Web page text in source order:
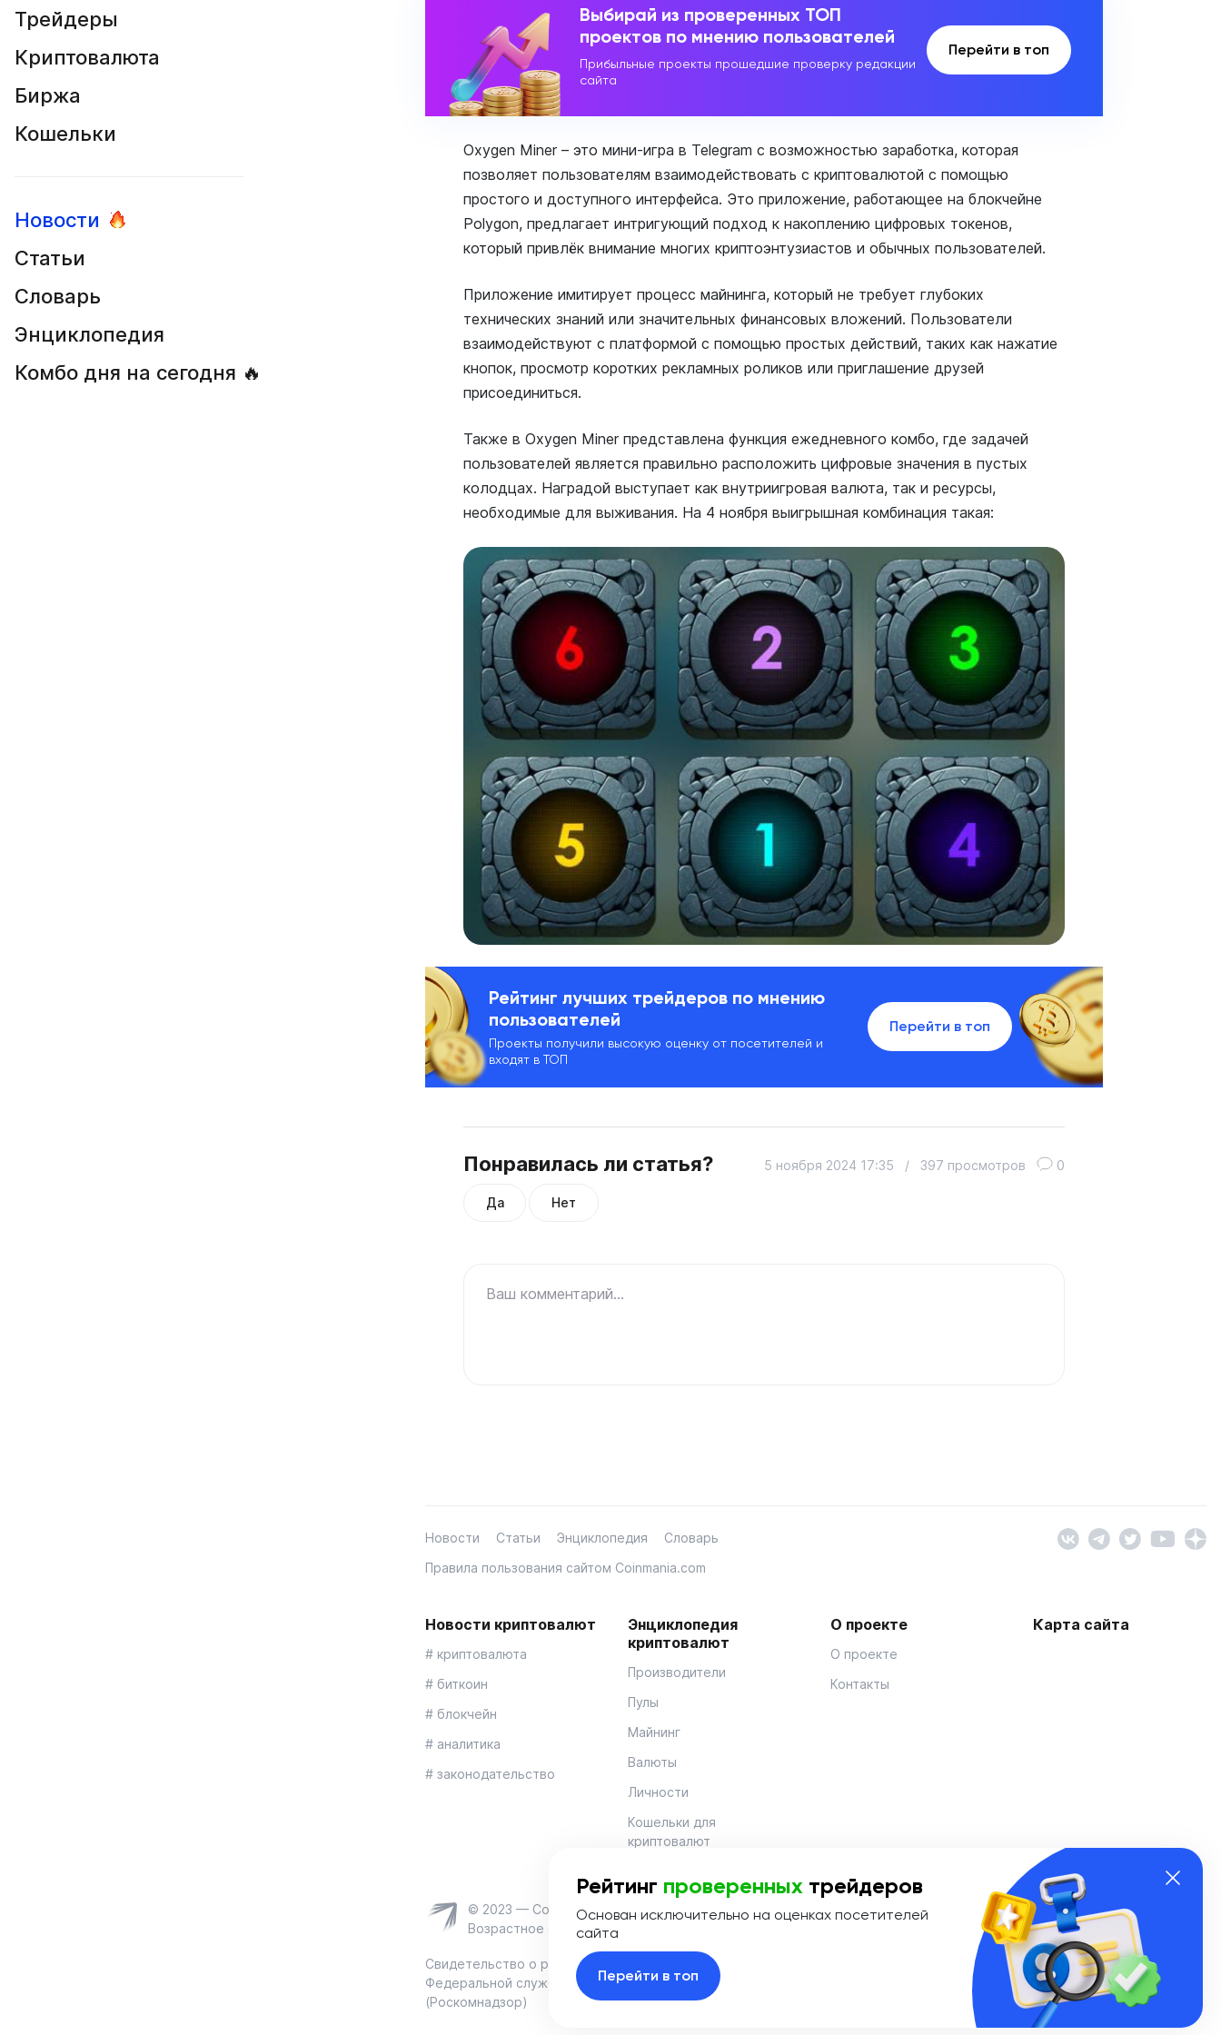
Трейдеры
Криптовалюта
Биржа
Кошельки
Новости
Статьи
Словарь
Энциклопедия
Комбо дня на сегодня 🔥
Выбирай из проверенных ТОП
проектов по мнению пользователей
Прибыльные проекты прошедшие проверку редакции
сайта
Перейти в топ
Oxygen Miner – это мини-игра в Telegram с возможностью заработка, которая
позволяет пользователям взаимодействовать с криптовалютой с помощью
простого и доступного интерфейса. Это приложение, работающее на блокчейне
Polygon, предлагает интригующий подход к накоплению цифровых токенов,
который привлёк внимание многих криптоэнтузиастов и обычных пользователей.
Приложение имитирует процесс майнинга, который не требует глубоких
технических знаний или значительных финансовых вложений. Пользователи
взаимодействуют с платформой с помощью простых действий, таких как нажатие
кнопок, просмотр коротких рекламных роликов или приглашение друзей
присоединиться.
Также в Oxygen Miner представлена функция ежедневного комбо, где задачей
пользователей является правильно расположить цифровые значения в пустых
колодцах. Наградой выступает как внутриигровая валюта, так и ресурсы,
необходимые для выживания. На 4 ноября выигрышная комбинация такая:
Рейтинг лучших трейдеров по мнению
пользователей
Проекты получили высокую оценку от посетителей и
входят в ТОП
Перейти в топ
Понравилась ли статья?
Да Нет
5 ноября 2024 17:35 / 397 просмотров 0
Ваш комментарий...
Новости Статьи Энциклопедия
Словарь
Правила пользования сайтом Coinmania.com
Новости криптовалют
# криптовалюта
# биткоин
# блокчейн
# аналитика
# законодательство
Энциклопедия
криптовалют
Производители
Пулы
Майнинг
Валюты
Личности
Кошельки для
криптовалют
О проекте
О проекте
Контакты
Карта сайта
© 2023 — Coinmania
Возрастное ограничение 16+
Свидетельство о регистрации средства массовой информации Эл № ФС 77-74908 от «25» января 2019 г. Выдано
Федеральной службой по надзору в сфере связи, информационных технологий и массовых коммуникаций
(Роскомнадзор)
Рейтинг проверенных трейдеров
Основан исключительно на оценках посетителей
сайта
Перейти в топ